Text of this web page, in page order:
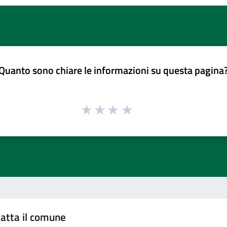
sono chiare le informazioni su questa
il comune